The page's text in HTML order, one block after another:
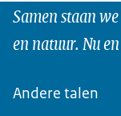
Samen staan
en natuur. Nu
Andere talen